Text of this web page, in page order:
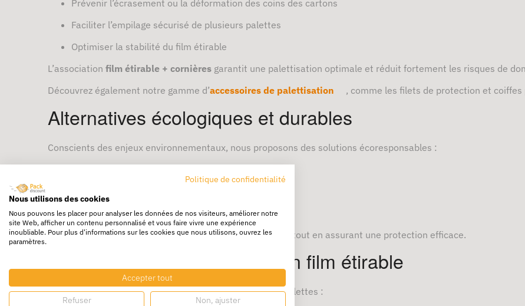
Prévenir l’écrasement ou la déformation des coins des cartons
Faciliter l’empilage sécurisé de plusieurs palettes
Optimiser la stabilité du film étirable
L’association film étirable + cornières garantit une palettisation optimale et réduit fortement les risques de
Découvrez également notre gamme d’accessoires de palettisation , comme les filets de protection et
Alternatives écologiques et durables
Conscients des enjeux environnementaux, nous proposons des solutions écoresponsables :
Filets de papier et coiffes pour palettes
Ces solutions permettent de réduire l’empreinte carbone tout en assurant une protection efficace.
Conseils pour bien choisir son film étirable
Pour sélectionner le film plastique le plus adapté à vos palettes :
Politique de confidentialité
Nous utilisons des cookies
Nous pouvons les placer pour analyser les données de nos visiteurs, améliorer notre
site Web, afficher un contenu personnalisé et vous faire vivre une expérience
inoubliable. Pour plus d'informations sur les cookies que nous utilisons, ouvrez les
paramètres.
Accepter tout
Refuser Non, ajuster